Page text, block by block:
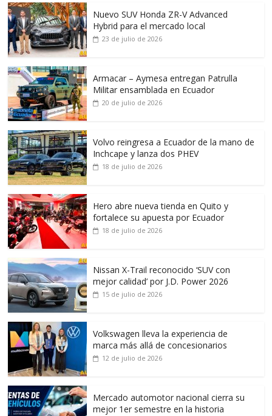
Nuevo SUV Honda ZR-V Advanced
Hybrid para el mercado local
23 de julio de 2026
Armacar – Aymesa entregan Patrulla
Militar ensamblada en Ecuador
20 de julio de 2026
Volvo reingresa a Ecuador de la mano de
Inchcape y lanza dos PHEV
18 de julio de 2026
Hero abre nueva tienda en Quito y
fortalece su apuesta por Ecuador
18 de julio de 2026
Nissan X-Trail reconocido ‘SUV con
mejor calidad’ por J.D. Power 2026
15 de julio de 2026
Volkswagen lleva la experiencia de
marca más allá de concesionarios
12 de julio de 2026
Mercado automotor nacional cierra su
mejor 1er semestre en la historia